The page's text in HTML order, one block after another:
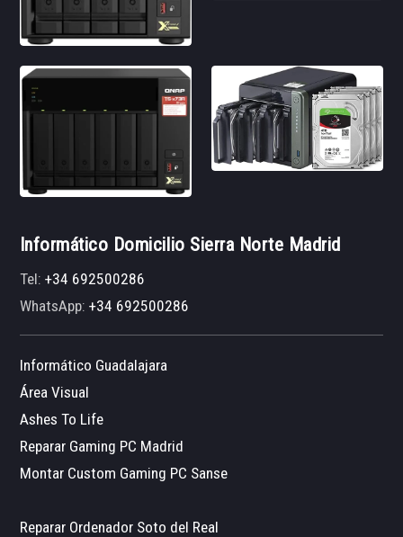
Informático Domicilio Sierra Norte Madrid
Tel:+34 692500286
WhatsApp:+34 692500286
Informático Guadalajara
Área Visual
Ashes To Life
Reparar Gaming PC Madrid
Montar Custom Gaming PC Sanse
Reparar Ordenador Soto del Real